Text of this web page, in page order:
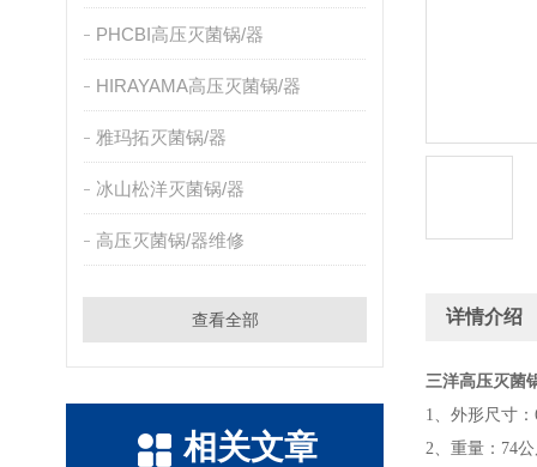
PHCBI高压灭菌锅/器
HIRAYAMA高压灭菌锅/器
雅玛拓灭菌锅/器
冰山松洋灭菌锅/器
高压灭菌锅/器维修
查看全部
相关文章
详情介绍
三洋高压灭菌
1、外形尺寸
2、重量：74